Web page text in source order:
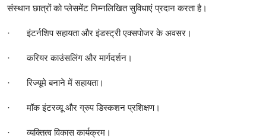
संस्थान छात्रों को प्लेसमेंट निम्नलिखित सुविधाएं प्रदान करता है।
· इंटर्नशिप सहायता और इंडस्ट्री एक्सपोजर के अवसर।
· करियर काउंसलिंग और मार्गदर्शन।
· रिज्यूमे बनाने में सहायता।
· मॉक इंटरव्यू और ग्रुप डिस्कशन प्रशिक्षण।
· व्यक्तित्व विकास कार्यक्रम।